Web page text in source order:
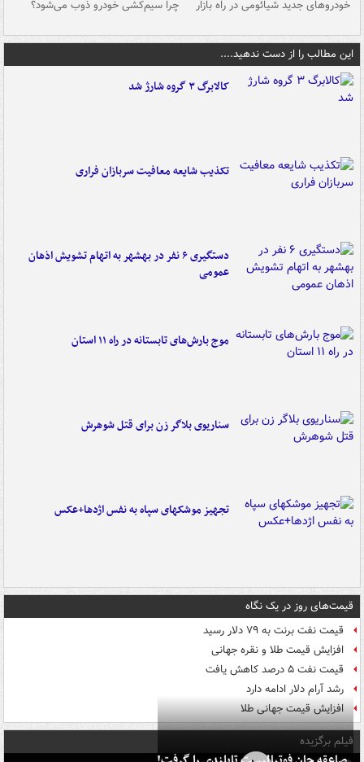
خودروهای جدید شیائومی در راه بازار چرا سیم‌کشی خودرو ذوب می‌شود؟
این مطالب را از دست ندهید....
کالابرگ ۳ گروه شارژ شد
تکذیب شایعه معافیت سربازان فراری
دستگیری ۶ نفر در بهشهر به اتهام تشویش اذهان
عمومی
موج بارش‌های تابستانه در راه ۱۱ استان
سناریوی بلاگر زن برای قتل شوهرش
تجهیز موشکهای سپاه به نفس اژدها+عکس
قیمت‌های روز در یک نگاه
قیمت نفت برنت به ۷۹ دلار رسید
افزایش قیمت طلا و نقره جهانی
قیمت نفت ۵ درصد کاهش یافت
رشد آرام دلار ادامه دارد
افزایش قیمت جهانی طلا
فیلم برگزیده